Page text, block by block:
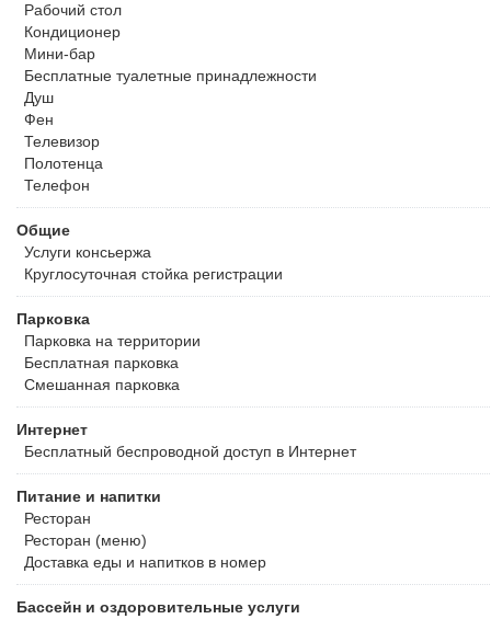
Рабочий стол
Кондиционер
Мини-бар
Бесплатные туалетные принадлежности
Душ
Фен
Телевизор
Полотенца
Телефон
Общие
Услуги консьержа
Круглосуточная стойка регистрации
Парковка
Парковка на территории
Бесплатная парковка
Смешанная парковка
Интернет
Бесплатный беспроводной доступ в Интернет
Питание и напитки
Ресторан
Ресторан (меню)
Доставка еды и напитков в номер
Бассейн и оздоровительные услуги